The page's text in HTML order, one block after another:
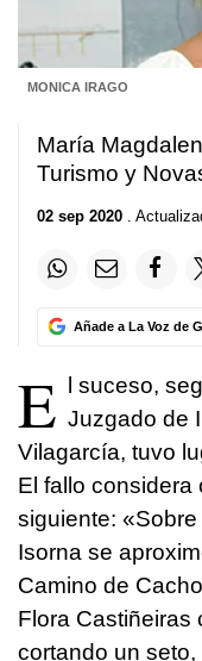
MONICA IRAGO
María
Turismo y
02 sep 2020 .
Añade a La Voz de
E l suceso,
Juzgado de
Vilagarcía, tuvo
El fallo
siguiente:
Isorna se
Camino de
Flora Castiñeiras
cortando un